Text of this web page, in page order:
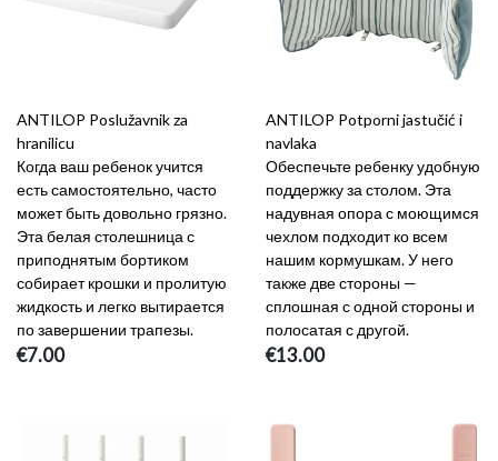
ANTILOP Poslužavnik za
hranilicu
Когда ваш ребенок учится
есть самостоятельно, часто
может быть довольно грязно.
Эта белая столешница с
приподнятым бортиком
собирает крошки и пролитую
жидкость и легко вытирается
по завершении трапезы.
€7.00
ANTILOP Potporni jastučić i
navlaka
Обеспечьте ребенку удобную
поддержку за столом. Эта
надувная опора с моющимся
чехлом подходит ко всем
нашим кормушкам. У него
также две стороны —
сплошная с одной стороны и
полосатая с другой.
€13.00